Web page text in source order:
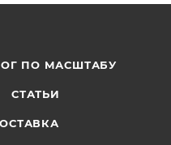
ПО МАСШТАБУ
СТАТЬИ